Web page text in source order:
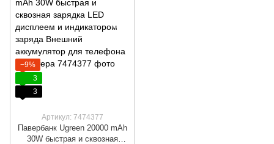
−9%
3
3
Артикул: 7474377
Павербанк Ugreen 20000 mAh
30W быстрая и сквозная